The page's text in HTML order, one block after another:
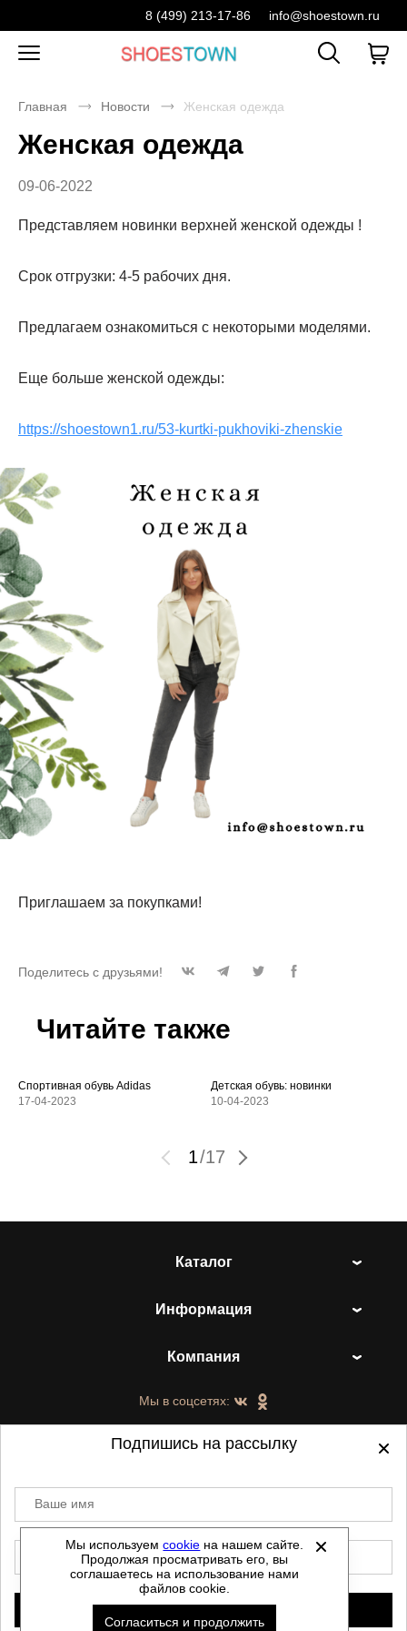
8 (499) 213-17-86 info@shoestown.ru
Главная Новости Женская одежда
Женская одежда
09-06-2022
Представляем новинки верхней женской одежды !
Срок отгрузки: 4-5 рабочих дня.
Предлагаем ознакомиться с некоторыми моделями.
Еще больше женской одежды:
https://shoestown1.ru/53-kurtki-pukhoviki-zhenskie
Приглашаем за покупками!
Поделитесь с друзьями!
Читайте также
Спортивная обувь Adidas
17-04-2023
Детская обувь: новинки
10-04-2023
1/17
Каталог
Информация
Компания
Мы в соцсетях:
©2021-2026 - ShoesTown.ru - все права
защищены.
Данный сайт не является интернет магазином и
не является публичной офертой.
Политика обработки персональных данных
Мы используемcookie на нашем сайте.
Продолжая просматривать его, вы
соглашаетесь на использование нами
файлов cookie.
Согласиться и продолжить
Подпишись на рассылку
Ваше имя